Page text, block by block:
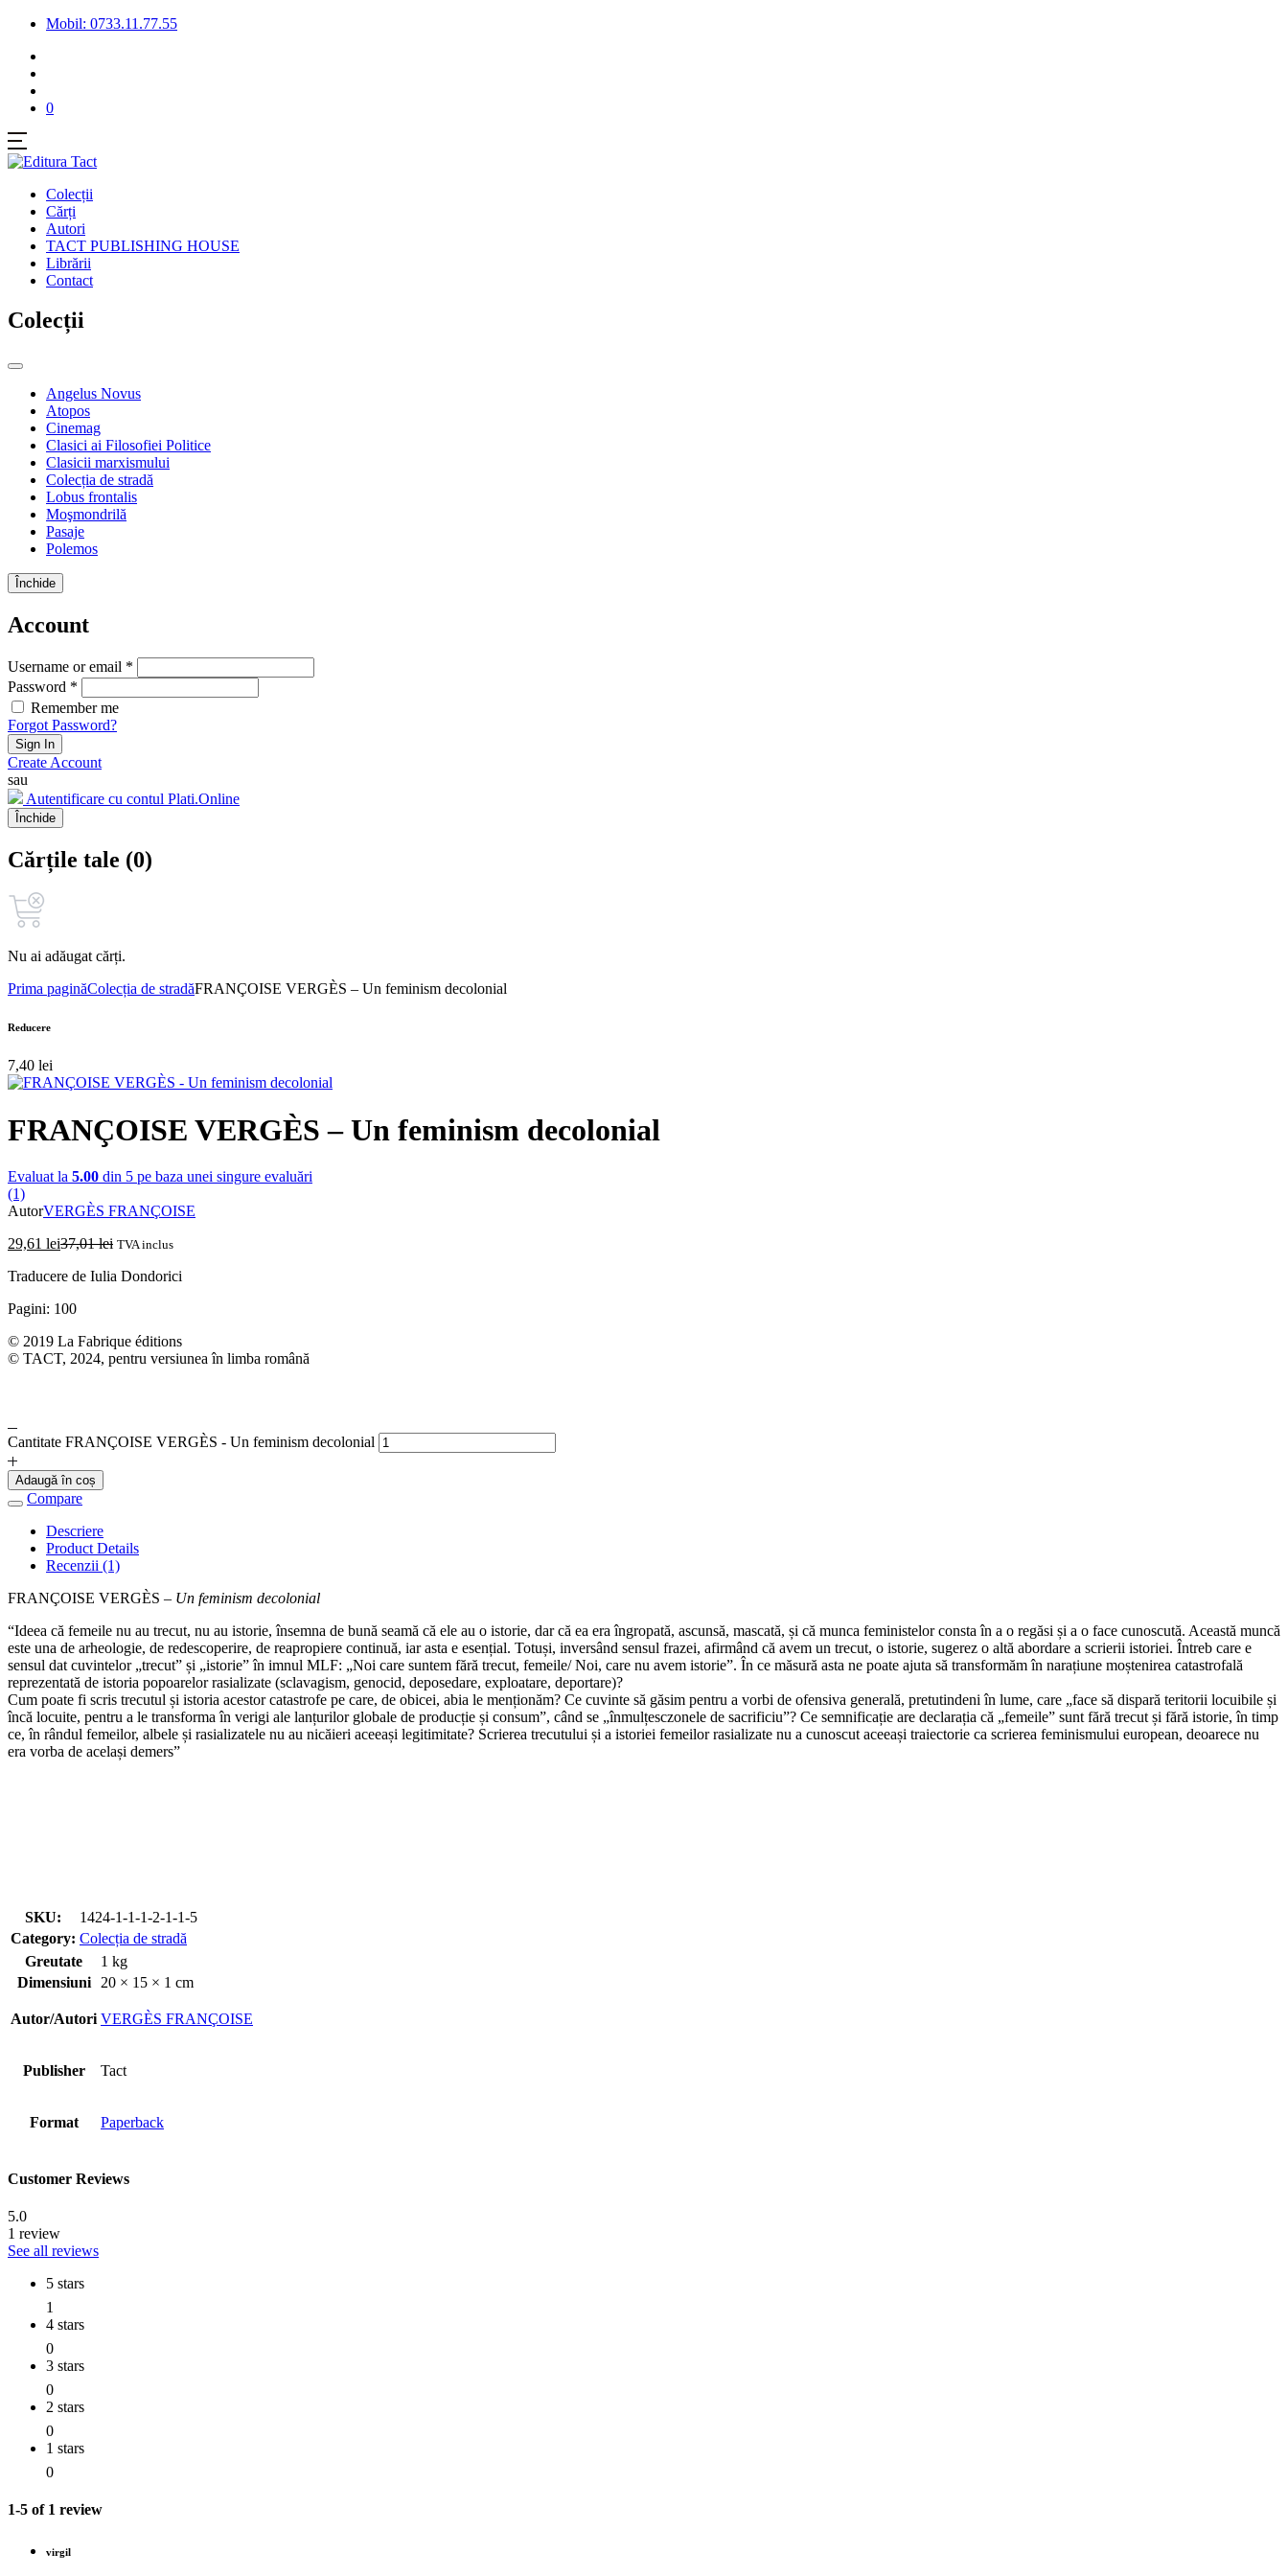
Mobil: 0733.11.77.55
0
Colecții
Cărți
Autori
TACT PUBLISHING HOUSE
Librării
Contact
Colecții
Angelus Novus
Atopos
Cinemag
Clasici ai Filosofiei Politice
Clasicii marxismului
Colecția de stradă
Lobus frontalis
Moşmondrilă
Pasaje
Polemos
Închide
Account
Username or email *
Password *
Remember me
Forgot Password?
Sign In
Create Account
sau
Autentificare cu contul Plati.Online
Închide
Cărțile tale (0)
Nu ai adăugat cărți.
Prima paginăColecția de stradăFRANÇOISE VERGÈS – Un feminism decolonial
Reducere
7,40 lei
FRANÇOISE VERGÈS – Un feminism decolonial
Evaluat la 5.00 din 5 pe baza unei singure evaluări
(1)
AutorVERGÈS FRANÇOISE
29,61 lei37,01lei TVA inclus
Traducere de Iulia Dondorici
Pagini: 100
© 2019 La Fabrique éditions
© TACT, 2024, pentru versiunea în limba română
Cantitate FRANÇOISE VERGÈS - Un feminism decolonial
Adaugă în coș
Compare
Descriere
Product Details
Recenzii (1)
FRANÇOISE VERGÈS – Un feminism decolonial
“Ideea că femeile nu au trecut, nu au istorie, însemna de bună seamă că ele au o istorie, dar că ea era îngropată, ascunsă, mascată, și că munca feministelor consta în a o regăsi și a o face cunoscută. Această muncă
este una de arheologie, de redescoperire, de reapropiere continuă, iar asta e esențial. Totuși, inversând sensul frazei, afirmând că avem un trecut, o istorie, sugerez o altă abordare a scrierii istoriei. Întreb care e
sensul dat cuvintelor „trecut” și „istorie” în imnul MLF: „Noi care suntem fără trecut, femeile/ Noi, care nu avem istorie”. În ce măsură asta ne poate ajuta să transformăm în narațiune moștenirea catastrofală
reprezentată de istoria popoarelor rasializate (sclavagism, genocid, deposedare, exploatare, deportare)?
Cum poate fi scris trecutul și istoria acestor catastrofe pe care, de obicei, abia le menționăm? Ce cuvinte să găsim pentru a vorbi de ofensiva generală, pretutindeni în lume, care „face să dispară teritorii locuibile și
încă locuite, pentru a le transforma în verigi ale lanțurilor globale de producție și consum”, când se „înmulțesczonele de sacrificiu”? Ce semnificație are declarația că „femeile” sunt fără trecut și fără istorie, în timp
ce, în rândul femeilor, albele și rasializatele nu au nicăieri aceeași legitimitate? Scrierea trecutului și a istoriei femeilor rasializate nu a cunoscut aceeași traiectorie ca scrierea feminismului european, deoarece nu
era vorba de același demers”
SKU:
1424-1-1-1-2-1-1-5
Category: Colecția de stradă
Greutate
1 kg
Dimensiuni
20 × 15 × 1 cm
Autor/Autori VERGÈS FRANÇOISE
Publisher Tact
Format Paperback
Customer Reviews
5.0
1 review
See all reviews
5 stars
1
4 stars
0
3 stars
0
2 stars
0
1 stars
0
1-5 of 1 review
virgil